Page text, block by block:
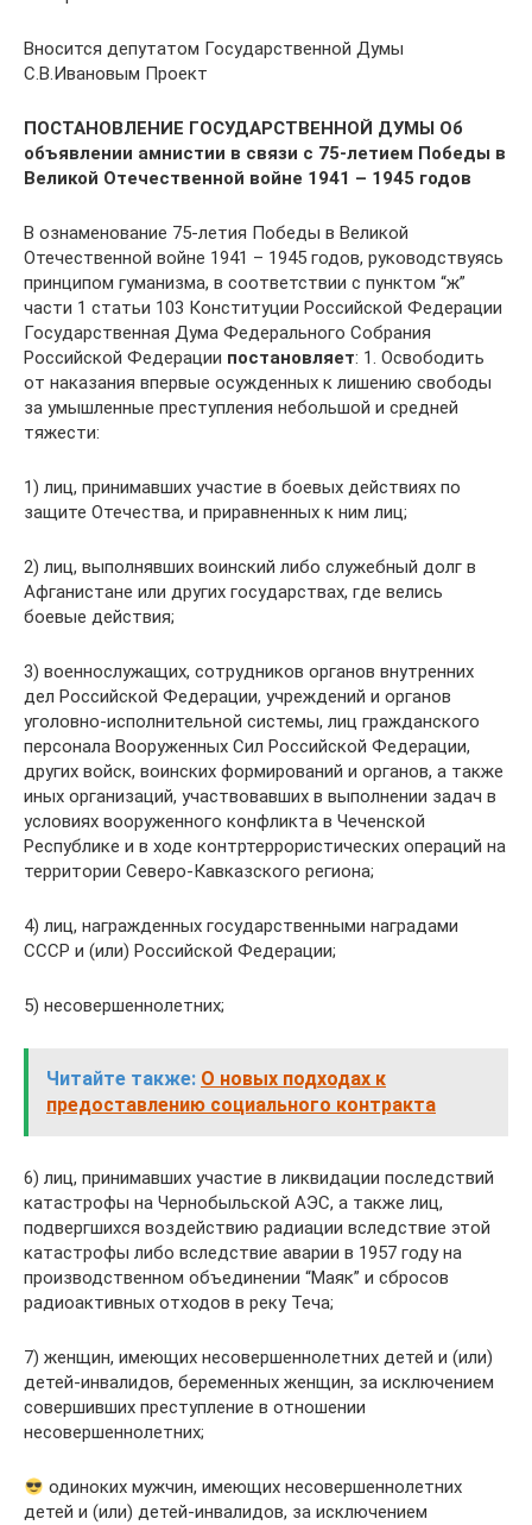
Вносится депутатом Государственной Думы
С.В.Ивановым Проект
ПОСТАНОВЛЕНИЕ ГОСУДАРСТВЕННОЙ ДУМЫ Об
объявлении амнистии в связи с 75-летием Победы в
Великой Отечественной войне 1941 – 1945 годов
В ознаменование 75-летия Победы в Великой
Отечественной войне 1941 – 1945 годов, руководствуясь
принципом гуманизма, в соответствии с пунктом “ж”
части 1 статьи 103 Конституции Российской Федерации
Государственная Дума Федерального Собрания
Российской Федерации постановляет: 1. Освободить
от наказания впервые осужденных к лишению свободы
за умышленные преступления небольшой и средней
тяжести:
1) лиц, принимавших участие в боевых действиях по
защите Отечества, и приравненных к ним лиц;
2) лиц, выполнявших воинский либо служебный долг в
Афганистане или других государствах, где велись
боевые действия;
3) военнослужащих, сотрудников органов внутренних
дел Российской Федерации, учреждений и органов
уголовно-исполнительной системы, лиц гражданского
персонала Вооруженных Сил Российской Федерации,
других войск, воинских формирований и органов, а также
иных организаций, участвовавших в выполнении задач в
условиях вооруженного конфликта в Чеченской
Республике и в ходе контртеррористических операций на
территории Северо-Кавказского региона;
4) лиц, награжденных государственными наградами
СССР и (или) Российской Федерации;
5) несовершеннолетних;
Читайте также: О новых подходах к
предоставлению социального контракта
6) лиц, принимавших участие в ликвидации последствий
катастрофы на Чернобыльской АЭС, а также лиц,
подвергшихся воздействию радиации вследствие этой
катастрофы либо вследствие аварии в 1957 году на
производственном объединении “Маяк” и сбросов
радиоактивных отходов в реку Теча;
7) женщин, имеющих несовершеннолетних детей и (или)
детей-инвалидов, беременных женщин, за исключением
совершивших преступление в отношении
несовершеннолетних;
одиноких мужчин, имеющих несовершеннолетних
детей и (или) детей-инвалидов, за исключением